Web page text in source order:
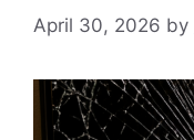
April 30, 2026 by